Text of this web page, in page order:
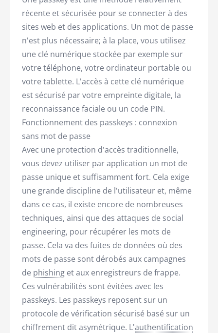
récente et sécurisée pour se connecter à des
sites web et des applications. Un mot de passe
n'est plus nécessaire; à la place, vous utilisez
une clé numérique stockée par exemple sur
votre téléphone, votre ordinateur portable ou
votre tablette. L'accès à cette clé numérique
est sécurisé par votre empreinte digitale, la
reconnaissance faciale ou un code PIN.
Fonctionnement des passkeys : connexion
sans mot de passe
Avec une protection d'accès traditionnelle,
vous devez utiliser par application un mot de
passe unique et suffisamment fort. Cela exige
une grande discipline de l'utilisateur et, même
dans ce cas, il existe encore de nombreuses
techniques, ainsi que des attaques de social
engineering, pour récupérer les mots de
passe. Cela va des fuites de données où des
mots de passe sont dérobés aux campagnes
de phishing et aux enregistreurs de frappe.
Ces vulnérabilités sont évitées avec les
passkeys. Les passkeys reposent sur un
protocole de vérification sécurisé basé sur un
chiffrement dit asymétrique. L'authentification